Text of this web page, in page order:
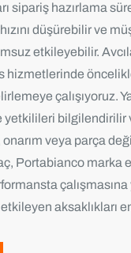
sipariş hazırlama
düşürebilir ve
etkileyebilir.
hizmetlerinde
çalışıyoruz.
yetkilileri bilgilendirilir
veya parça
Portabianco marka
çalışmasına
aksaklıkları